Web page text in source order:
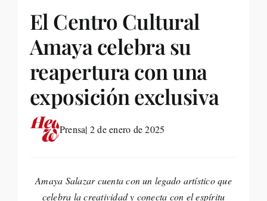
El Centro Cultural
Amaya celebra su
reapertura con una
exposición exclusiva
Prensa| 2 de enero de 2025
Amaya Salazar cuenta con un legado artístico que
celebra la creatividad y conecta con el espíritu